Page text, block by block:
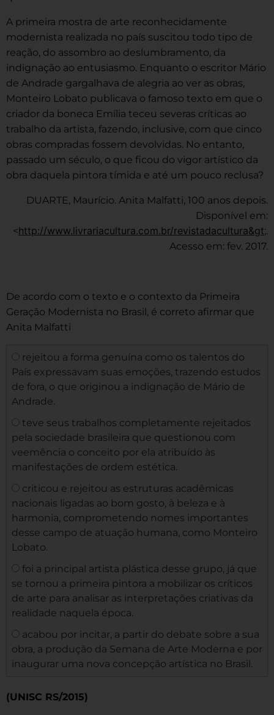
A primeira mostra de arte reconhecidamente
modernista realizada no país suscitou todo tipo de
reação, do assombro ao deslumbramento, da
indignação ao entusiasmo. Enquanto o escritor Mário
de Andrade gargalhava de alegria ao ver as obras,
Monteiro Lobato publicava o famoso texto em que o
criador da boneca Emília teceu severas críticas ao
trabalho da artista, fazendo, inclusive, com que cinco
obras compradas fossem devolvidas. No entanto,
passado um século, o que ficou do vigor artístico da
obra daquela pintora tímida e até um pouco reclusa?
DUARTE, Maurício. Anita Malfatti, 100 anos depois.
Disponível em:
<http://www.livrariacultura.com.br/revistadacultura&gt;.
Acesso em: fev. 2017.
De acordo com o texto e o contexto da Primeira
Geração Modernista no Brasil, é correto afirmar que
Anita Malfatti
rejeitou a forma genuína como os talentos do
País expressavam suas emoções, trazendo estudos
de fora, o que originou a indignação de Mário de
Andrade.
teve seus trabalhos completamente rejeitados
pela sociedade brasileira que questionou com
veemência o conceito por ela atribuído às
manifestações de ordem estética.
criticou e rejeitou as estruturas acadêmicas
nacionais ligadas ao bom gosto, à beleza e à
harmonia, comprometendo nomes importantes
desse campo de atuação humana, como Monteiro
Lobato.
foi a principal artista plástica desse grupo, já que
se tornou a primeira pintora a mobilizar os críticos
de arte para analisar as interpretações criativas da
realidade naquela época.
acabou por incitar, a partir do debate sobre a sua
obra, a produção da Semana de Arte Moderna e por
inaugurar uma nova concepção artística no Brasil.
(UNISC RS/2015)